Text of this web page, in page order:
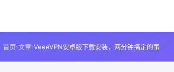
首页›文章›VeeeVPN安卓版下载安装，两分钟搞定的事